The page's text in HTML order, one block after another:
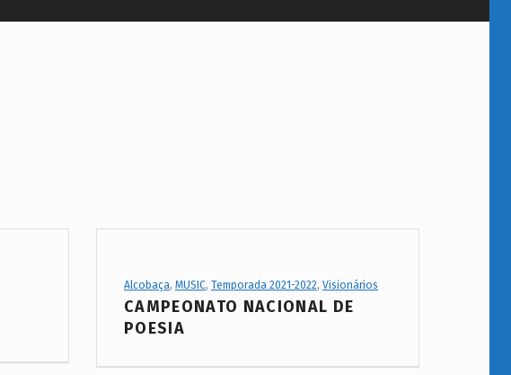
Project Category:
Alcobaça, MUSIC, Temporada 2021-2022, Visionários
CAMPEONATO NACIONAL DE
POESIA